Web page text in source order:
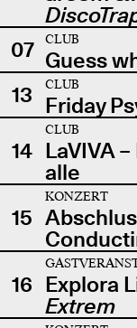
07
CLUB
Guess
13
CLUB
Friday
14
CLUB
LaVIVA
alle
15
KONZERT
16 Explora
Extrem